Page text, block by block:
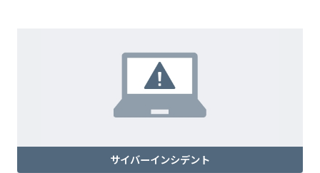
サイバーインシデント